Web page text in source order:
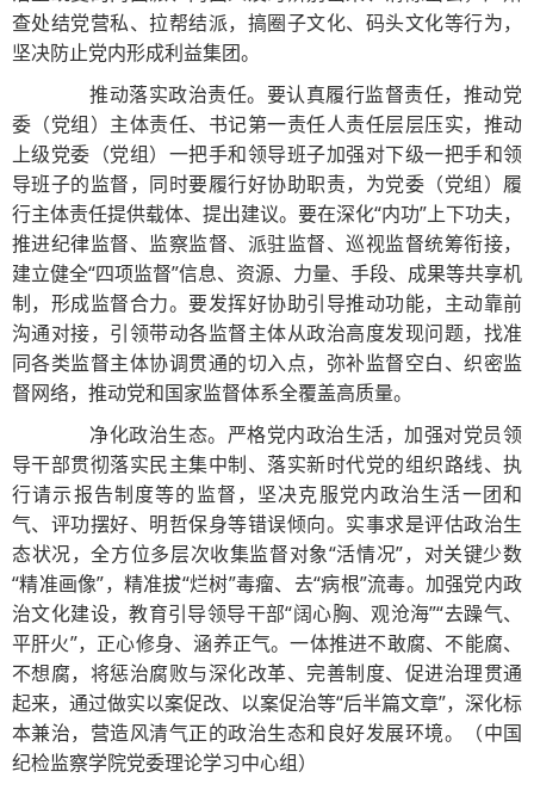
查处结党营私、拉帮结派，搞圈子文化、码头文化等行为，
坚决防止党内形成利益集团。
推动落实政治责任。要认真履行监督责任，推动党
委（党组）主体责任、书记第一责任人责任层层压实，推动
上级党委（党组）一把手和领导班子加强对下级一把手和领
导班子的监督，同时要履行好协助职责，为党委（党组）履
行主体责任提供载体、提出建议。要在深化“内功”上下功夫，
推进纪律监督、监察监督、派驻监督、巡视监督统筹衔接，
建立健全“四项监督”信息、资源、力量、手段、成果等共享机
制，形成监督合力。要发挥好协助引导推动功能，主动靠前
沟通对接，引领带动各监督主体从政治高度发现问题，找准
同各类监督主体协调贯通的切入点，弥补监督空白、织密监
督网络，推动党和国家监督体系全覆盖高质量。
净化政治生态。严格党内政治生活，加强对党员领
导干部贯彻落实民主集中制、落实新时代党的组织路线、执
行请示报告制度等的监督，坚决克服党内政治生活一团和
气、评功摆好、明哲保身等错误倾向。实事求是评估政治生
态状况，全方位多层次收集监督对象“活情况”，对关键少数
“精准画像”，精准拔“烂树”毒瘤、去“病根”流毒。加强党内政
治文化建设，教育引导领导干部“阔心胸、观沧海”“去躁气、
平肝火”，正心修身、涵养正气。一体推进不敢腐、不能腐、
不想腐，将惩治腐败与深化改革、完善制度、促进治理贯通
起来，通过做实以案促改、以案促治等“后半篇文章”，深化标
本兼治，营造风清气正的政治生态和良好发展环境。（中国
纪检监察学院党委理论学习中心组）